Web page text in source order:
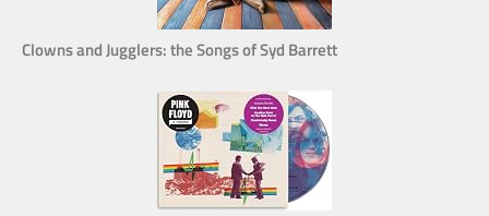
Clowns and Jugglers: the Songs of Syd Barrett